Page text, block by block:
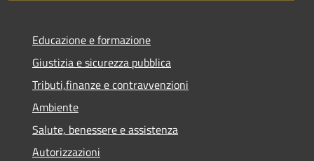
Educazione e formazione
Giustizia e sicurezza pubblica
Tributi,finanze e contravvenzioni
Ambiente
Salute, benessere e assistenza
Autorizzazioni